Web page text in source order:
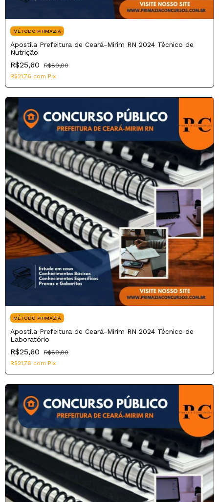
MÉTODO PRIMAZIA
Apostila Prefeitura de Ceará-Mirim RN 2024 Técnico de
Nutrição
R$25,60
R$80,00
R$21,76 com Pix
MÉTODO PRIMAZIA
Apostila Prefeitura de Ceará-Mirim RN 2024 Técnico de
Laboratório
R$25,60
R$80,00
R$21,76 com Pix